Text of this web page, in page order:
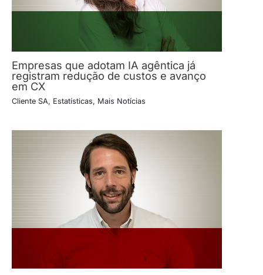
Empresas que adotam IA agêntica já
registram redução de custos e avanço
em CX
Cliente SA, Estatísticas, Mais Notícias